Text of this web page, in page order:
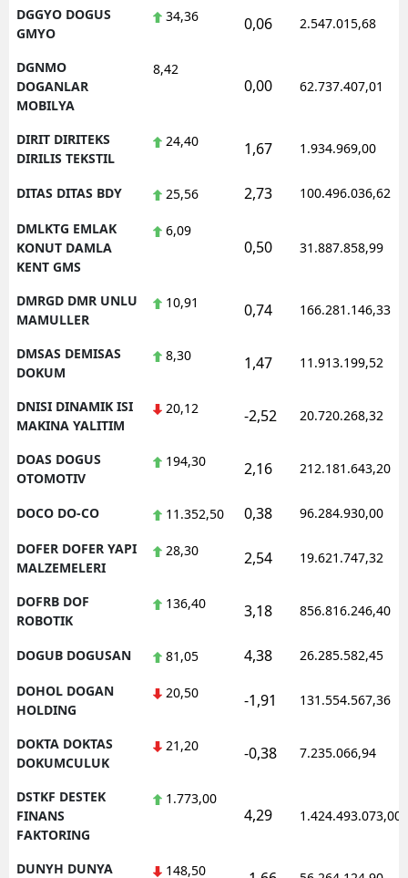
DGGYO DOGUS
GMYO
34,36 0,06 2.547.015,68
DGNMO
DOGANLAR
MOBILYA
8,42
0,00 62.737.407,01
DIRIT DIRITEKS
DIRILIS TEKSTIL
24,40 1,67 1.934.969,00
DITAS DITAS BDY 25,56 2,73 100.496.036,62
DMLKTG EMLAK
KONUT DAMLA
KENT GMS
6,09
0,50 31.887.858,99
DMRGD DMR UNLU
MAMULLER
10,91 0,74 166.281.146,33
DMSAS DEMISAS
DOKUM
8,30 1,47 11.913.199,52
DNISI DINAMIK ISI
MAKINA YALITIM
20,12 -2,52 20.720.268,32
DOAS DOGUS
OTOMOTIV
194,30 2,16 212.181.643,20
DOCO DO-CO 11.352,50 0,38 96.284.930,00
DOFER DOFER YAPI
MALZEMELERI
28,30 2,54 19.621.747,32
DOFRB DOF
ROBOTIK
136,40 3,18 856.816.246,40
DOGUB DOGUSAN 81,05 4,38 26.285.582,45
DOHOL DOGAN
HOLDING
20,50 -1,91 131.554.567,36
DOKTA DOKTAS
DOKUMCULUK
21,20 -0,38 7.235.066,94
DSTKF DESTEK
FINANS
FAKTORING
1.773,00
4,29 1.424.493.073,00
DUNYH DUNYA 148,50